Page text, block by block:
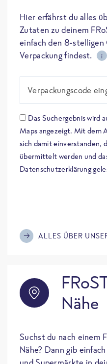
Hier erfährst du alles
Zutaten zu deinem
einfach den 8-stelligen
Verpackung findest.
i
Verpackungscode
Das Suchergebnis wird
Maps angezeigt. Mit dem
sich damit einverstanden,
übermittelt werden und
Datenschutzerklärung
ALLES ÜBER
Nähe
Suchst du nach einem
Nähe? Dann gib